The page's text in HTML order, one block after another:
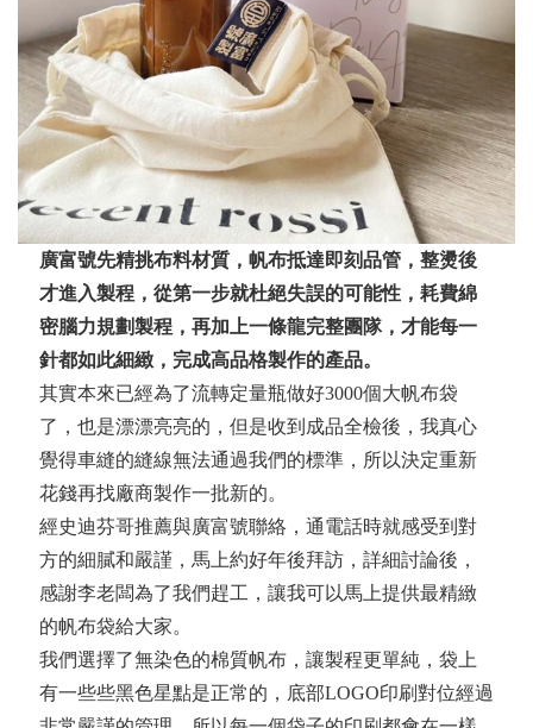
廣富號先精挑布料材質，帆布抵達即刻品管，整燙後
才進入製程，從第一步就杜絕失誤的可能性，耗費綿
密腦力規劃製程，再加上一條龍完整團隊，才能每一
針都如此細緻，完成高品格製作的產品。
其實本來已經為了流轉定量瓶做好3000個大帆布袋
了，也是漂漂亮亮的，但是收到成品全檢後，我真心
覺得車縫的縫線無法通過我們的標準，所以決定重新
花錢再找廠商製作一批新的。
經史迪芬哥推薦與廣富號聯絡，通電話時就感受到對
方的細膩和嚴謹，馬上約好年後拜訪，詳細討論後，
感謝李老闆為了我們趕工，讓我可以馬上提供最精緻
的帆布袋給大家。
我們選擇了無染色的棉質帆布，讓製程更單純，袋上
有一些些黑色星點是正常的，底部LOGO印刷對位經過